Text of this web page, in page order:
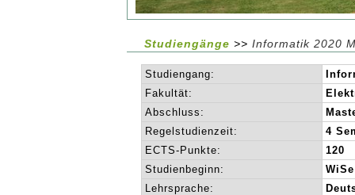
Studiengänge >>Informatik 2020
Studiengang:
Fakultät:
Abschluss:
Regelstudienzeit:
4
ECTS-Punkte:
120
Studienbeginn:
WiSe
Lehrsprache: